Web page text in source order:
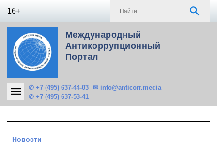
16+ search
Международный
Антикоррупционный
Портал
✆ +7 (495) 637-44-03
✆ +7 (495) 637-53-41
✉ info@anticorr.media
Новости